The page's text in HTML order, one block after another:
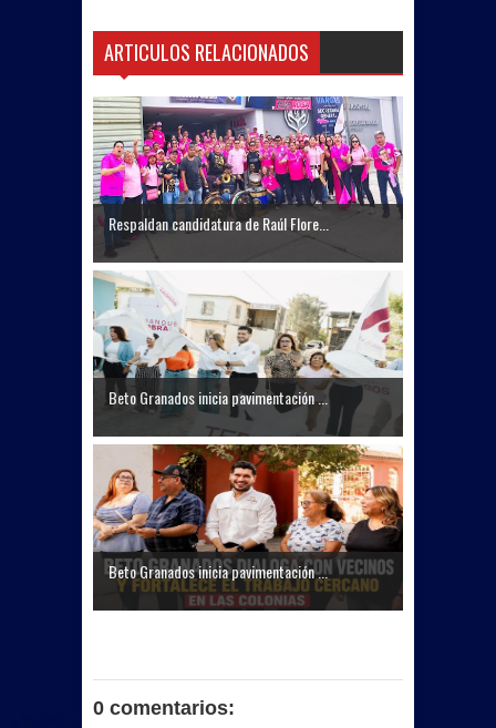
ARTICULOS RELACIONADOS
Respaldan candidatura de Raúl Flore...
Beto Granados inicia pavimentación ...
Beto Granados inicia pavimentación ...
0 comentarios: